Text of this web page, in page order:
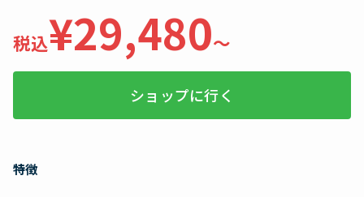
税込¥29,480〜
ショップに行く
特徴